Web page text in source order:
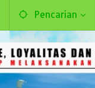
Pencarian